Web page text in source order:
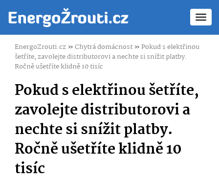
EnergoZrouti.cz»Chytrá domácnost»Pokud s elektřinou
šetříte, zavolejte distributorovi a nechte si snížit platby.
Ročně ušetříte klidně 10 tisíc
Pokud s elektřinou šetříte,
zavolejte distributorovi a
nechte si snížit platby.
Ročně ušetříte klidně 10
tisíc